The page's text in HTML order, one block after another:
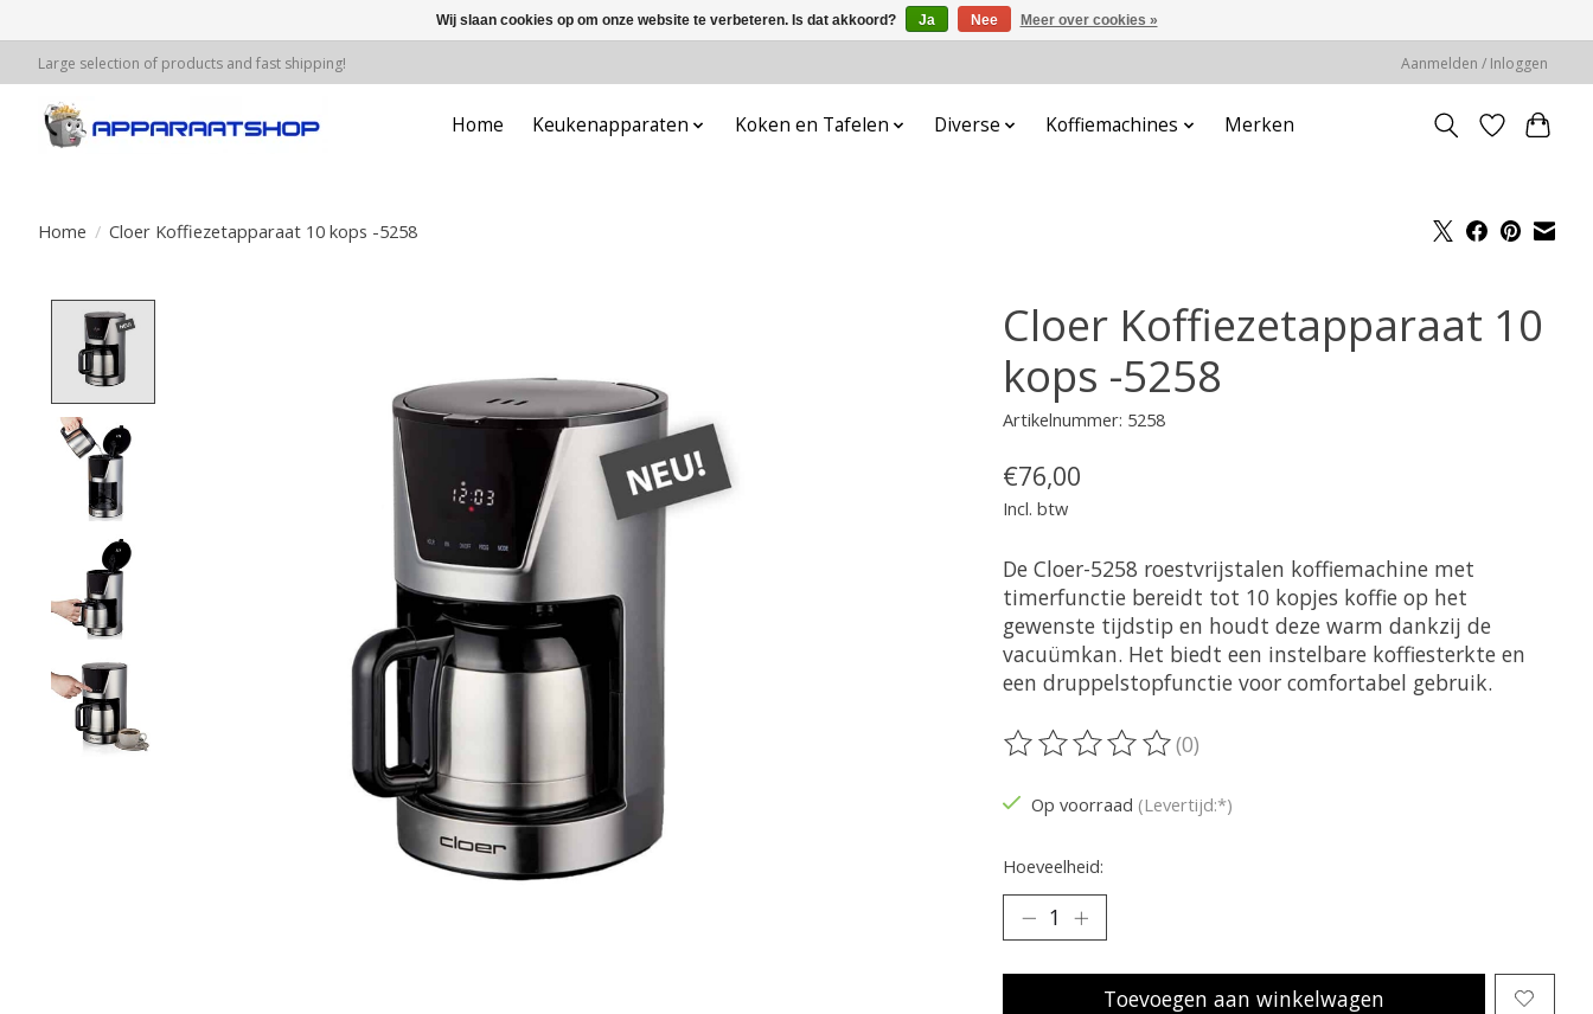
Large selection of products and fast shipping! Aanmelden / Inloggen
Home Keukenapparaten Koken en Tafelen Diverse Koffiemachines Merken
Home / Cloer Koffiezetapparaat 10 kops -5258
Cloer Koffiezetapparaat 10
kops -5258
Artikelnummer: 5258
€76,00
Incl. btw
De Cloer-5258 roestvrijstalen koffiemachine met
timerfunctie bereidt tot 10 kopjes koffie op het
gewenste tijdstip en houdt deze warm dankzij de
vacuümkan. Het biedt een instelbare koffiesterkte en
een druppelstopfunctie voor comfortabel gebruik.
De beoordeling van dit product is
(0)
Op voorraad (Levertijd:*)
Hoeveelheid:
Toevoegen aan winkelwagen
Wij slaan cookies op om onze website te verbeteren. Is dat akkoord? Ja Nee Meer over cookies »